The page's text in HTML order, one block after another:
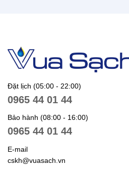
Đặt lịch (05:00 - 22:00)
0965 44 01 44
Bảo hành (08:00 - 16:00)
0965 44 01 44
E-mail
cskh@vuasach.vn